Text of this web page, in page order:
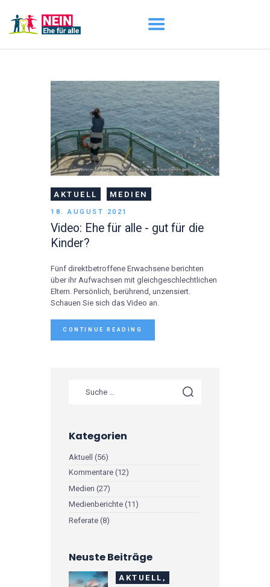
AKTUELL
DARUM GEHT ES
ÜBER UNS
DOWNLOADS
AKTUELL MEDIEN
18. AUGUST 2021
Video: Ehe für alle - gut für die
Kinder?
Fünf direktbetroffene Erwachsene berichten
über ihr Aufwachsen mit gleichgeschlechtlichen
Eltern. Persönlich, berührend, unzensiert.
Schauen Sie sich das Video an.
CONTINUE READING
Kategorien
Aktuell (56)
Kommentare (12)
Medien (27)
Medienberichte (11)
Referate (8)
Neuste Beiträge
AKTUELL,